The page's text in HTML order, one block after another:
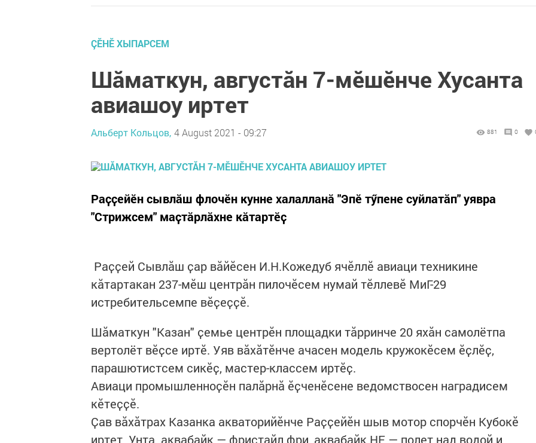
ÇӖНӖ ХЫПАРСЕМ
Шӑматкун, августӑн 7-мӗшӗнче Хусанта
авиашоу иртет
Альберт Кольцов, 4 August 2021 - 09:27 881 0
Раҫҫейӗн сывлӑш флочӗн кунне халалланӑ "Эпӗ тӳпене суйлатӑп" уявра
"Стрижсем" маҫтӑрлӑхне кӑтартӗҫ
Раҫҫей Сывлӑш ҫар вӑйӗсен И.Н.Кожедуб ячӗллӗ авиаци техникине
кӑтартакан 237-мӗш центрӑн пилочӗсем нумай тӗллевӗ МиГ-29
истребительсемпе вӗҫеҫҫӗ.
Шӑматкун "Казан" ҫемье центрӗн площадки тӑрринче 20 яхӑн самолётпа
вертолёт вӗҫсе иртӗ. Уяв вӑхӑтӗнче ачасен модель кружокӗсем ӗҫлӗҫ,
парашютистсем сикӗҫ, мастер-классем иртӗҫ.
Авиаци промышленноҫӗн палӑрнӑ ӗҫченӗсене ведомствосен наградисем
кӗтеҫҫӗ.
Ҫав вӑхӑтрах Казанка акваторийӗнче Раҫҫейӗн шыв мотор спорчӗн Кубокӗ
иртет. Унта аквабайк — фристайл фри, аквабайк HF — полет над водой и